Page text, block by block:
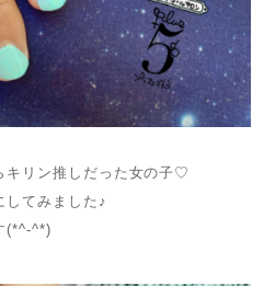
キリン推しだった女の子♡
してみました♪
(*^-^*)